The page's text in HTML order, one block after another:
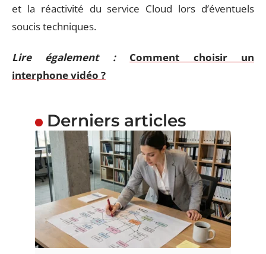
et la réactivité du service Cloud lors d’éventuels
soucis techniques.
Lire également :
Comment choisir un
interphone vidéo ?
Derniers articles